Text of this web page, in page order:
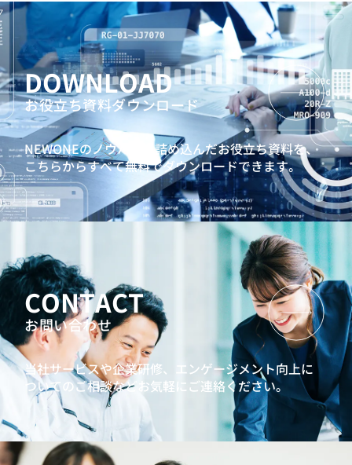
DOWNLOAD
お役立ち資料ダウンロード
NEWONEのノウハウを詰め込んだお役立ち資料を、
こちらからすべて無料でダウンロードできます。
CONTACT
お問い合わせ
当社サービスや企業研修、エンゲージメント向上に
ついてのご相談などお気軽にご連絡ください。